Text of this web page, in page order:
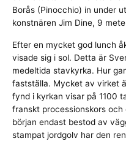
Borås (Pinocchio) in under
konstnären Jim Dine, 9
Efter en mycket god lunch
visade sig i sol. Detta är
medeltida stavkyrka. Hur
fastställa. Mycket av virket
fynd i kyrkan visar på 1100
franskt processionskors
början endast bestod av
stampat jordgolv har den